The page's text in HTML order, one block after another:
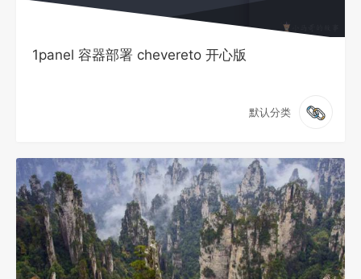
1panel 容器部署 chevereto 开心版
默认分类